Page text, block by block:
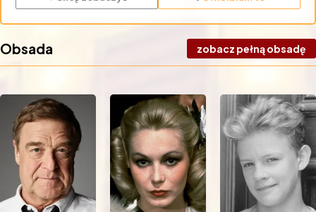
Obsada zobacz pełną obsadę